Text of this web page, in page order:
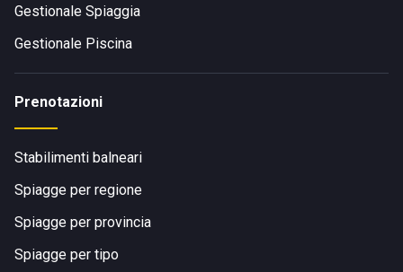
Gestionale Spiaggia
Gestionale Piscina
Prenotazioni
Stabilimenti balneari
Spiagge per regione
Spiagge per provincia
Spiagge per tipo